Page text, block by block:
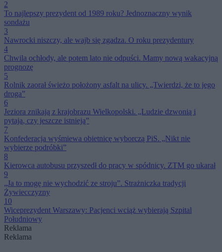
2
To najlepszy prezydent od 1989 roku? Jednoznaczny wynik
sondażu
3
Nawrocki niszczy, ale wajb się zgadza. O roku prezydentury
4
Chwila ochłody, ale potem lato nie odpuści. Mamy nową wakacyjną
prognozę
5
Rolnik zaorał świeżo położony asfalt na ulicy. „Twierdzi, że to jego
droga”
6
Jeziora znikają z krajobrazu Wielkopolski. „Ludzie dzwonią i
pytają, czy jeszcze istnieją”
7
Konfederacja wyśmiewa obietnicę wyborczą PiS. „Nikt nie
wybierze podróbki”
8
Kierowca autobusu przyszedł do pracy w spódnicy. ZTM go ukarał
9
„Ja to mogę nie wychodzić ze stroju”. Strażniczka tradycji
Żywiecczyzny
10
Wiceprezydent Warszawy: Pacjenci wciąż wybierają Szpital
Południowy
Reklama
Reklama